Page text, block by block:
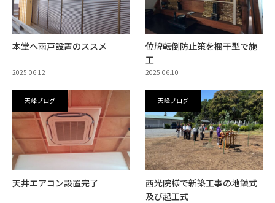
本堂へ雨戸設置のススメ
2025.06.12
位牌転倒防止策を欄干型で施
工
2025.06.10
天峰ブログ
天井エアコン設置完了
天峰ブログ
西光院様で新築工事の地鎮式
及び起工式